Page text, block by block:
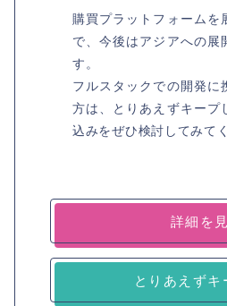
購買プラットフォームを
で、今後はアジアへの展
す。
フルスタックでの開発に
方は、とりあえずキープ
込みをぜひ検討してみて
詳細を
とりあえずキ